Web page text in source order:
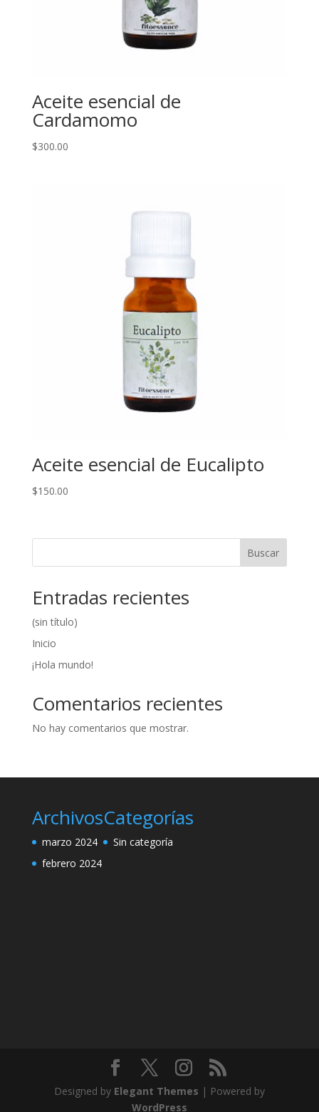
Aceite esencial de
Cardamomo
$300.00
Aceite esencial de Eucalipto
$150.00
Buscar
Entradas recientes
(sin título)
Inicio
¡Hola mundo!
Comentarios recientes
No hay comentarios que mostrar.
Archivos
marzo 2024
febrero 2024
Categorías
Sin categoría
Designed by Elegant Themes | Powered by
WordPress